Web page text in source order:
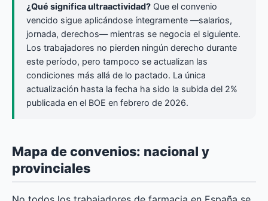
¿Qué significa ultraactividad? Que el convenio
vencido sigue aplicándose íntegramente —salarios,
jornada, derechos— mientras se negocia el siguiente.
Los trabajadores no pierden ningún derecho durante
este período, pero tampoco se actualizan las
condiciones más allá de lo pactado. La única
actualización hasta la fecha ha sido la subida del 2%
publicada en el BOE en febrero de 2026.
Mapa de convenios: nacional y
provinciales